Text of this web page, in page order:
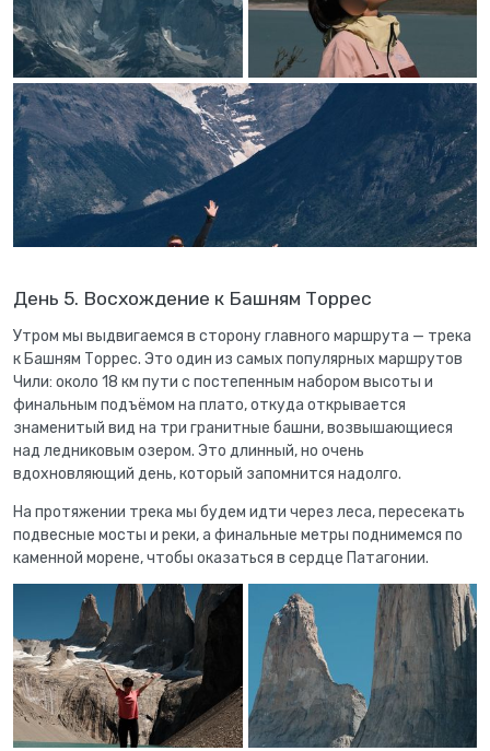
День 5. Восхождение к Башням Торрес
Утром мы выдвигаемся в сторону главного маршрута — трека
к Башням Торрес. Это один из самых популярных маршрутов
Чили: около 18 км пути с постепенным набором высоты и
финальным подъёмом на плато, откуда открывается
знаменитый вид на три гранитные башни, возвышающиеся
над ледниковым озером. Это длинный, но очень
вдохновляющий день, который запомнится надолго.
На протяжении трека мы будем идти через леса, пересекать
подвесные мосты и реки, а финальные метры поднимемся по
каменной морене, чтобы оказаться в сердце Патагонии.